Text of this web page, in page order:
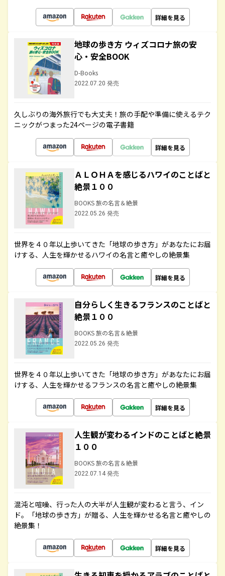
詳細を見る
地球の歩き方 ウィズコロナ旅の安
心・安全BOOK
D-Books
2022.07.20 発売
久しぶりの海外旅行でも大丈夫！旅の手配や準備に使えるテク
ニックがつまった24ページの電子書籍
詳細を見る
ＡＬＯＨＡを感じるハワイのことばと
絶景１００
BOOKS 旅の名言＆絶景
2022.05.26 発売
世界を４０年以上歩いてきた「地球の歩き方」があなたにお届
けする、人生を輝かせるハワイの名言と癒やしの絶景集
詳細を見る
自分らしく生きるフランスのことばと
絶景１００
BOOKS 旅の名言＆絶景
2022.05.26 発売
世界を４０年以上歩いてきた「地球の歩き方」があなたにお届
けする、人生を輝かせるフランスの名言と癒やしの絶景集
詳細を見る
人生観が変わるインドのことばと絶景
１００
BOOKS 旅の名言＆絶景
2022.07.14 発売
混沌と喧噪、行った人の大半が人生観が変わると言う、イン
ド。「地球の歩き方」が贈る、人生を輝かせる名言と癒やしの
絶景集！
詳細を見る